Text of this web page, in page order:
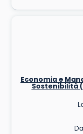
Economia e
Sostenibilità